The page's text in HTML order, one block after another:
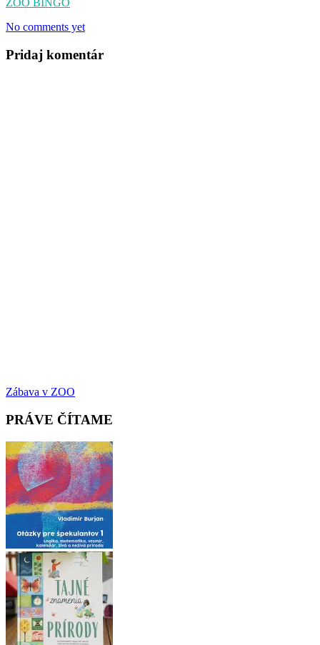
No comments yet
Pridaj komentár
Post
navigation
Zábava v ZOO
PRÁVE ČÍTAME